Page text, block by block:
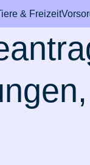
Mundhygiene
& Fahrzeug
& Freizeit
Leben
den Haushalt